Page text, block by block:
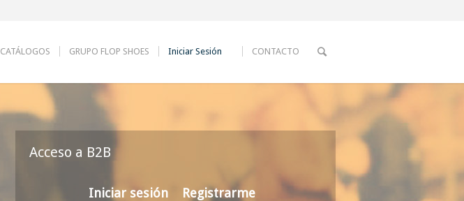
CATÁLOGOS GRUPO FLOP SHOES Iniciar Sesión CONTACTO
Acceso a B2B
Iniciar sesión Registrarme